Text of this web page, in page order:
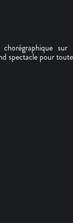
spectacle pour